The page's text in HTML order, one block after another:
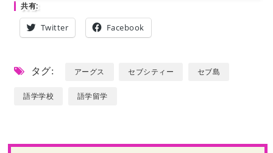
共有:
Twitter Facebook
タグ: アーグス セブシティー セブ島
語学学校 語学留学